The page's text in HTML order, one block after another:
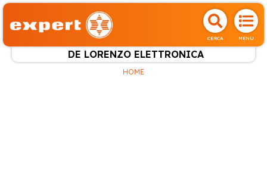
CERCA MENU
DE LORENZO ELETTRONICA
HOME